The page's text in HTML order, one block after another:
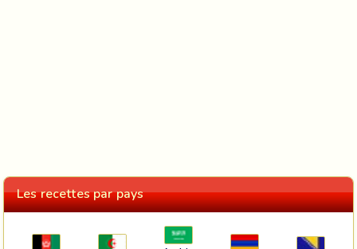
Les recettes par pays